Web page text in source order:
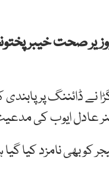
وزیر صحت خیبر
نے ڈائننگ پر
ایوب کی مدعیت
کو بھی نامزد کیا